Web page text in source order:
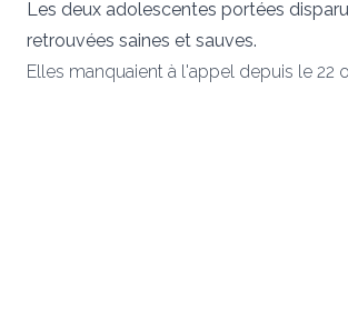
Les deux adolescentes portées
retrouvées saines et sauves.
Elles manquaient à l'appel depuis le 22